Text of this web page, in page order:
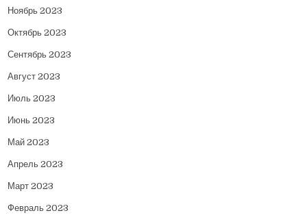
Ноябрь 2023
Октябрь 2023
Сентябрь 2023
Август 2023
Июль 2023
Июнь 2023
Май 2023
Апрель 2023
Март 2023
Февраль 2023